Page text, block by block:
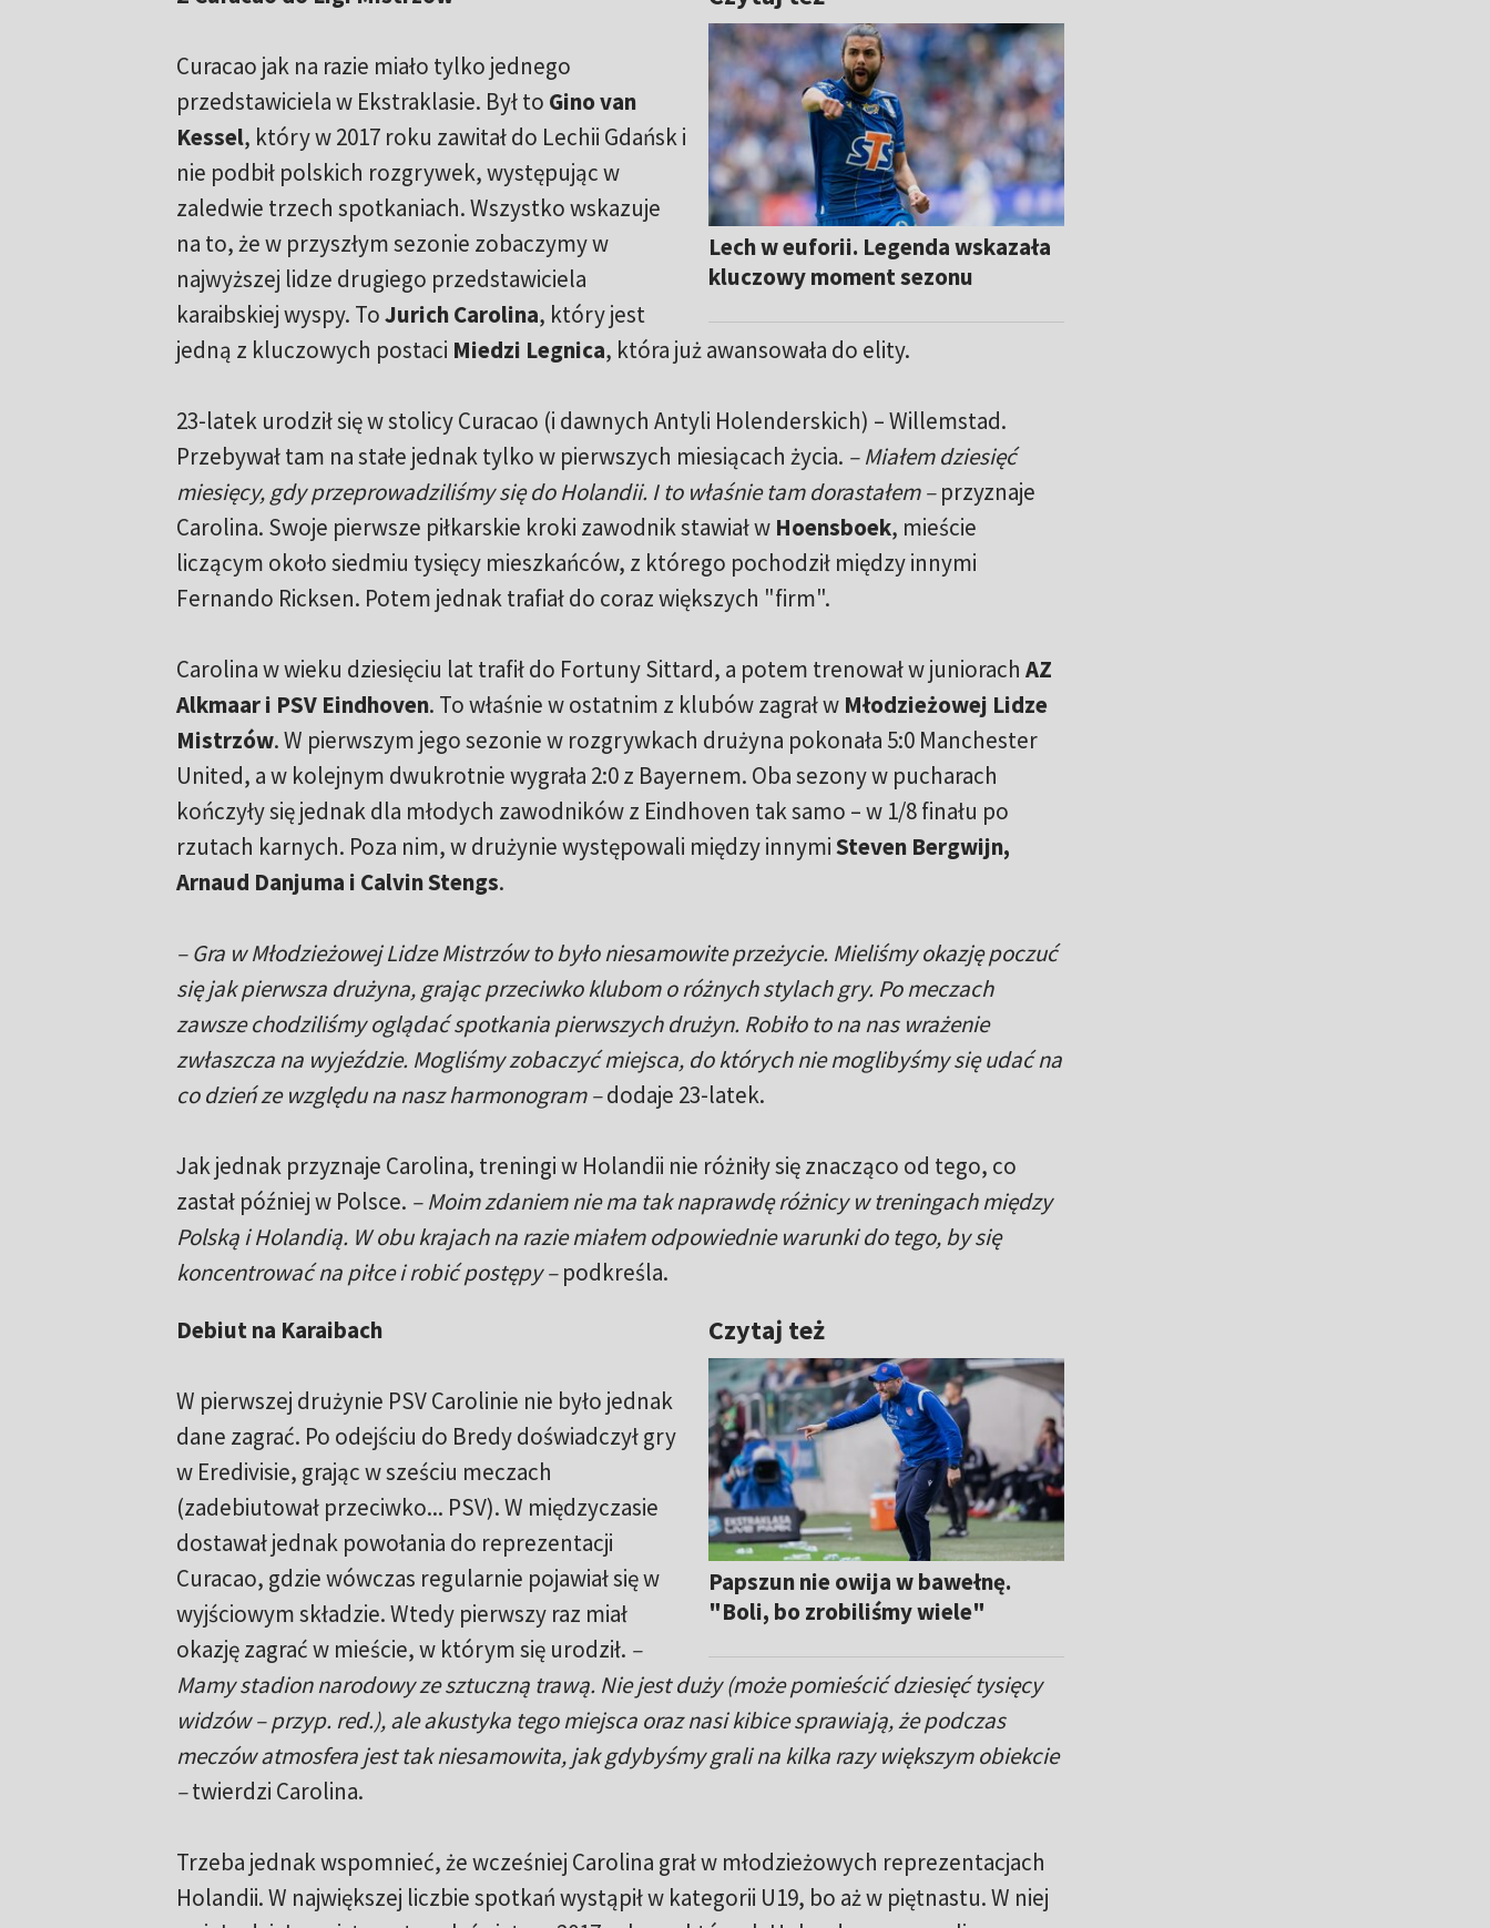
Lech w euforii. Legenda wskazała
kluczowy moment sezonu
Curacao jak na razie miało tylko jednego
przedstawiciela w Ekstraklasie. Był to Gino van
Kessel, który w 2017 roku zawitał do Lechii Gdańsk i
nie podbił polskich rozgrywek, występując w
zaledwie trzech spotkaniach. Wszystko wskazuje
na to, że w przyszłym sezonie zobaczymy w
najwyższej lidze drugiego przedstawiciela
karaibskiej wyspy. ToJurich Carolina, który jest
jedną z kluczowych postaci Miedzi Legnica, która już awansowała do elity.
23-latek urodził się w stolicy Curacao (i dawnych Antyli Holenderskich) – Willemstad.
Przebywał tam na stałe jednak tylko w pierwszych miesiącach życia. – Miałem dziesięć
miesięcy, gdy przeprowadziliśmy się do Holandii. I to właśnie tam dorastałem –przyznaje
Carolina. Swoje pierwsze piłkarskie kroki zawodnik stawiał w Hoensboek, mieście
liczącym około siedmiu tysięcy mieszkańców, z którego pochodził między innymi
Fernando Ricksen. Potem jednak trafiał do coraz większych "firm".
Carolina w wieku dziesięciu lat trafił do Fortuny Sittard, a potem trenował w juniorach AZ
Alkmaar i PSV Eindhoven. To właśnie w ostatnim z klubów zagrał w Młodzieżowej Lidze
Mistrzów. W pierwszym jego sezonie w rozgrywkach drużyna pokonała 5:0 Manchester
United, a w kolejnym dwukrotnie wygrała 2:0 z Bayernem. Oba sezony w pucharach
kończyły się jednak dla młodych zawodników z Eindhoven tak samo – w 1/8 finału po
rzutach karnych. Poza nim, w drużynie występowali między innymiSteven Bergwijn,
Arnaud Danjuma i Calvin Stengs.
– Gra w Młodzieżowej Lidze Mistrzów to było niesamowite przeżycie. Mieliśmy okazję poczuć
się jak pierwsza drużyna, grając przeciwko klubom o różnych stylach gry. Po meczach
zawsze chodziliśmy oglądać spotkania pierwszych drużyn. Robiło to na nas wrażenie
zwłaszcza na wyjeździe. Mogliśmy zobaczyć miejsca, do których nie moglibyśmy się udać na
co dzień ze względu na nasz harmonogram –dodaje 23-latek.
Jak jednak przyznaje Carolina, treningi w Holandii nie różniły się znacząco od tego, co
zastał później w Polsce. – Moim zdaniem nie ma tak naprawdę różnicy w treningach między
Polską i Holandią. W obu krajach na razie miałem odpowiednie warunki do tego, by się
koncentrować na piłce i robić postępy –podkreśla.
Czytaj też
Papszun nie owija w bawełnę.
"Boli, bo zrobiliśmy wiele"
Debiut na Karaibach
W pierwszej drużynie PSV Carolinie nie było jednak
dane zagrać. Po odejściu do Bredy doświadczył gry
w Eredivisie, grając w sześciu meczach
(zadebiutował przeciwko... PSV). W międzyczasie
dostawał jednak powołania do reprezentacji
Curacao, gdzie wówczas regularnie pojawiał się w
wyjściowym składzie. Wtedy pierwszy raz miał
okazję zagrać w mieście, w którym się urodził. –
Mamy stadion narodowy ze sztuczną trawą. Nie jest duży (może pomieścić dziesięć tysięcy
widzów – przyp. red.), ale akustyka tego miejsca oraz nasi kibice sprawiają, że podczas
meczów atmosfera jest tak niesamowita, jak gdybyśmy grali na kilka razy większym obiekcie
–twierdzi Carolina.
Trzeba jednak wspomnieć, że wcześniej Carolina grał w młodzieżowych reprezentacjach
Holandii. W największej liczbie spotkań wystąpił w kategorii U19, bo aż w piętnastu. W niej